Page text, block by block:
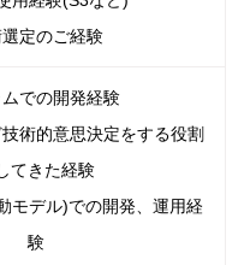
定のご経験
ムでの開発経験
術的意思決定をする役割
てきた経験
モデル)での開発、運用経
験